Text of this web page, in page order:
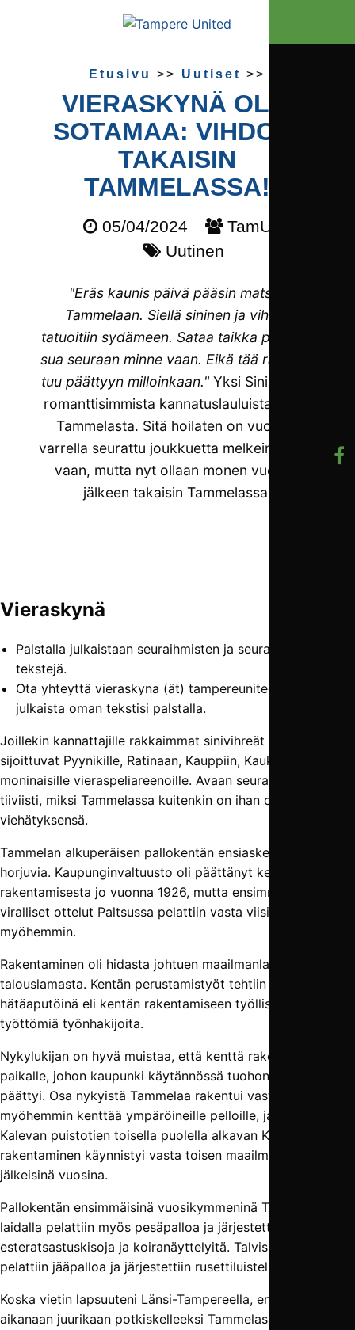
Etusivu >> Uutiset >>
VIERASKYNÄ OLLI
SOTAMAA: VIHDOIN
TAKAISIN
TAMMELASSA!
05/04/2024
TamU
Uutinen
"Eräs kaunis päivä pääsin matsiin
Tammelaan. Siellä sininen ja vihree
tatuoitiin sydämeen. Sataa taikka paistaa,
sua seuraan minne vaan. Eikä tää rakkaus
tuu päättyyn milloinkaan."Yksi Sinikaartin
romanttisimmista kannatuslauluista alkaa
Tammelasta. Sitä hoilaten on vuosien
varrella seurattu joukkuetta melkein minne
vaan, mutta nyt ollaan monen vuoden
jälkeen takaisin Tammelassa.
Vieraskynä
Palstalla julkaistaan seuraihmisten ja seuran kannattajien
tekstejä.
Ota yhteyttä vieraskyna (ät) tampereunited.fi jos haluat
julkaista oman tekstisi palstalla.
Joillekin kannattajille rakkaimmat sinivihreät muistot
sijoittuvat Pyynikille, Ratinaan, Kauppiin, Kaukajärvelle tai
moninaisille vieraspeliareenoille. Avaan seuraavassa
tiiviisti, miksi Tammelassa kuitenkin on ihan oma
viehätyksensä.
Tammelan alkuperäisen pallokentän ensiaskelet olivat
horjuvia. Kaupunginvaltuusto oli päättänyt kentän
rakentamisesta jo vuonna 1926, mutta ensimmäiset
viralliset ottelut Paltsussa pelattiin vasta viisi vuotta
myöhemmin.
Rakentaminen oli hidasta johtuen maailmanlaajuisesta
talouslamasta. Kentän perustamistyöt tehtiin pitkälti
hätäaputöinä eli kentän rakentamiseen työllistettiin
työttömiä työnhakijoita.
Nykylukijan on hyvä muistaa, että kenttä rakennettiin
paikalle, johon kaupunki käytännössä tuohon aikaan
päättyi. Osa nykyistä Tammelaa rakentui vasta
myöhemmin kenttää ympäröineille pelloille, ja nykyisen
Kalevan puistotien toisella puolella alkavan Kalevan
rakentaminen käynnistyi vasta toisen maailmansodan
jälkeisinä vuosina.
Pallokentän ensimmäisinä vuosikymmeninä Tammelan
laidalla pelattiin myös pesäpalloa ja järjestettiin esimerkiksi
esteratsastuskisoja ja koiranäyttelyitä. Talvisin Paltsussa
pelattiin jääpalloa ja järjestettiin rusettiluisteluja.
Koska vietin lapsuuteni Länsi-Tampereella, en tullut
aikanaan juurikaan potkiskelleeksi Tammelassa. Omien